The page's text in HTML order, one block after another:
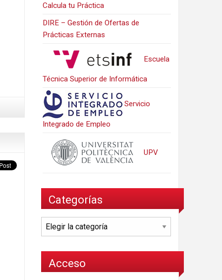
Calcula tu Práctica
DIRE – Gestión de Ofertas de
Prácticas Externas
Escuela
Técnica Superior de Informática
Servicio
Integrado de Empleo
UPV
Categorías
Categorías
Acceso